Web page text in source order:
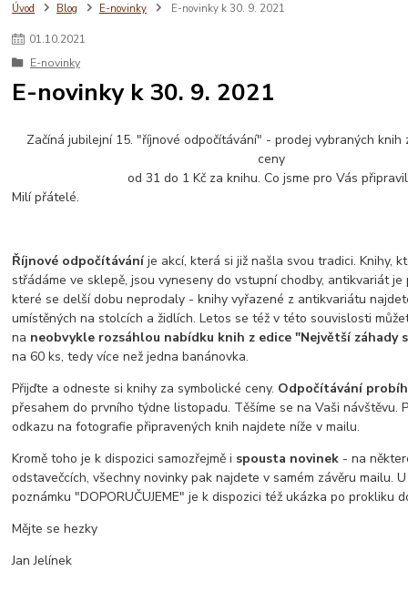
Úvod Blog E-novinky E-novinky k 30. 9. 2021
01.10.2021
E-novinky
E-novinky k 30. 9. 2021
Začíná jubilejní 15. "říjnové odpočítávání" - prodej vybraných knih
ceny
od 31 do 1 Kč za knihu. Co jsme pro Vás
Milí přátelé.
Říjnové odpočítáváníje akcí, která si již našla svou tradici. Knihy,
střádáme ve sklepě, jsou vyneseny do vstupní chodby, antikvariát je
které se delší dobu neprodaly - knihy vyřazené z antikvariátu
umístěných na stolcích a židlích. Letos se též v této souvislosti
na neobvykle rozsáhlou nabídku knih z edice "Největší záhady
na 60 ks, tedy více než jedna banánovka.
Přijďte a odneste si knihy za symbolické ceny. Odpočítávání
přesahem do prvního týdne listopadu. Těšíme se na Vaši návštěvu.
odkazu na fotografie připravených knih najdete níže v mailu.
Kromě toho je k dispozici samozřejmě i spousta novinek - na
odstavečcích, všechny novinky pak najdete v samém závěru mailu.
poznámku "DOPORUČUJEME" je k dispozici též ukázka po prokliku
Mějte se hezky
Jan Jelínek